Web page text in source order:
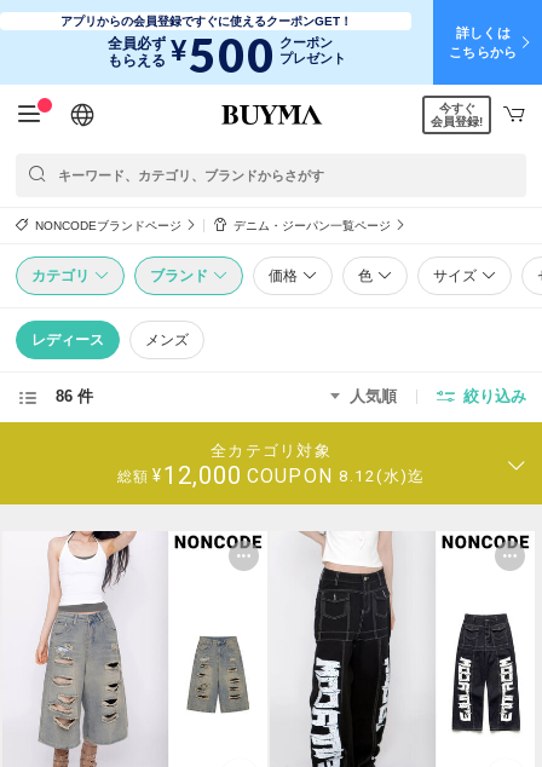
アプリからの会員登録ですぐに使えるクーポンGET！
全員必ず
もらえる ¥500 クーポン
プレゼント
詳しくは
こちらから
日本語
English
简体中文
繁體中文
今すぐ
会員登録!
NONCODEブランドページ デニム・ジーパン一覧ページ
カテゴリ ブランド 価格 色 サイズ
レディース メンズ
86 件 人気順 絞り込み
全カテゴリ対象
総額 ¥12,000 COUPON 8.12(水)迄